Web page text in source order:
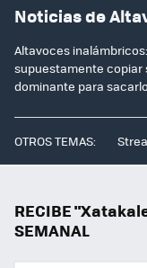
Noticias de
Altavoces
supuestamente copiar
dominante para
OTROS TEMAS:
RECIBE
SEMANAL